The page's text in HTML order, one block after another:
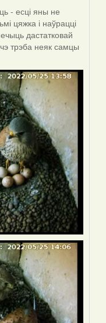
- есці яны не
цяжка і наўрацці
дастатковай
трэба неяк самцы